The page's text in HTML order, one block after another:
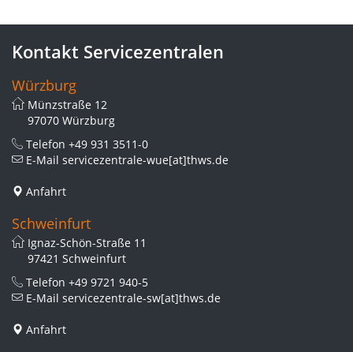
Kontakt Servicezentralen
Würzburg
Münzstraße 12
97070 Würzburg
Telefon +49 931 3511-0
E-Mail servicezentrale-wue[at]thws.de
Anfahrt
Schweinfurt
Ignaz-Schön-Straße 11
97421 Schweinfurt
Telefon +49 9721 940-5
E-Mail servicezentrale-sw[at]thws.de
Anfahrt